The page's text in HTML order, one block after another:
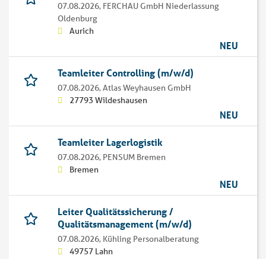
07.08.2026, FERCHAU GmbH Niederlassung
Oldenburg
Aurich
NEU
Teamleiter Controlling (m/w/d)
07.08.2026,Atlas Weyhausen GmbH
27793 Wildeshausen
NEU
Teamleiter Lagerlogistik
07.08.2026, PENSUM Bremen
Bremen
NEU
Leiter Qualitätssicherung /
Qualitätsmanagement (m/w/d)
07.08.2026, Kühling Personalberatung
49757 Lahn